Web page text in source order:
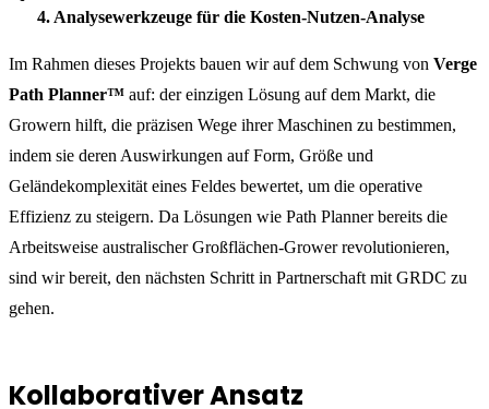
4. Analysewerkzeuge für die Kosten-Nutzen-Analyse
Im Rahmen dieses Projekts bauen wir auf dem Schwung von Verge
Path Planner™ auf: der einzigen Lösung auf dem Markt, die
Growern hilft, die präzisen Wege ihrer Maschinen zu bestimmen,
indem sie deren Auswirkungen auf Form, Größe und
Geländekomplexität eines Feldes bewertet, um die operative
Effizienz zu steigern. Da Lösungen wie Path Planner bereits die
Arbeitsweise australischer Großflächen-Grower revolutionieren,
sind wir bereit, den nächsten Schritt in Partnerschaft mit GRDC zu
gehen.
Kollaborativer Ansatz